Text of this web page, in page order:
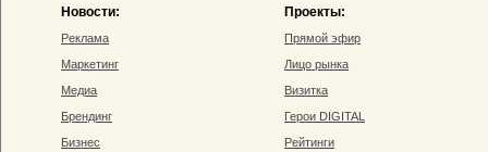
Новости:
Реклама
Маркетинг
Медиа
Брендинг
Бизнес
Проекты:
Прямой эфир
Лицо рынка
Визитка
Герои DIGITAL
Рейтинги